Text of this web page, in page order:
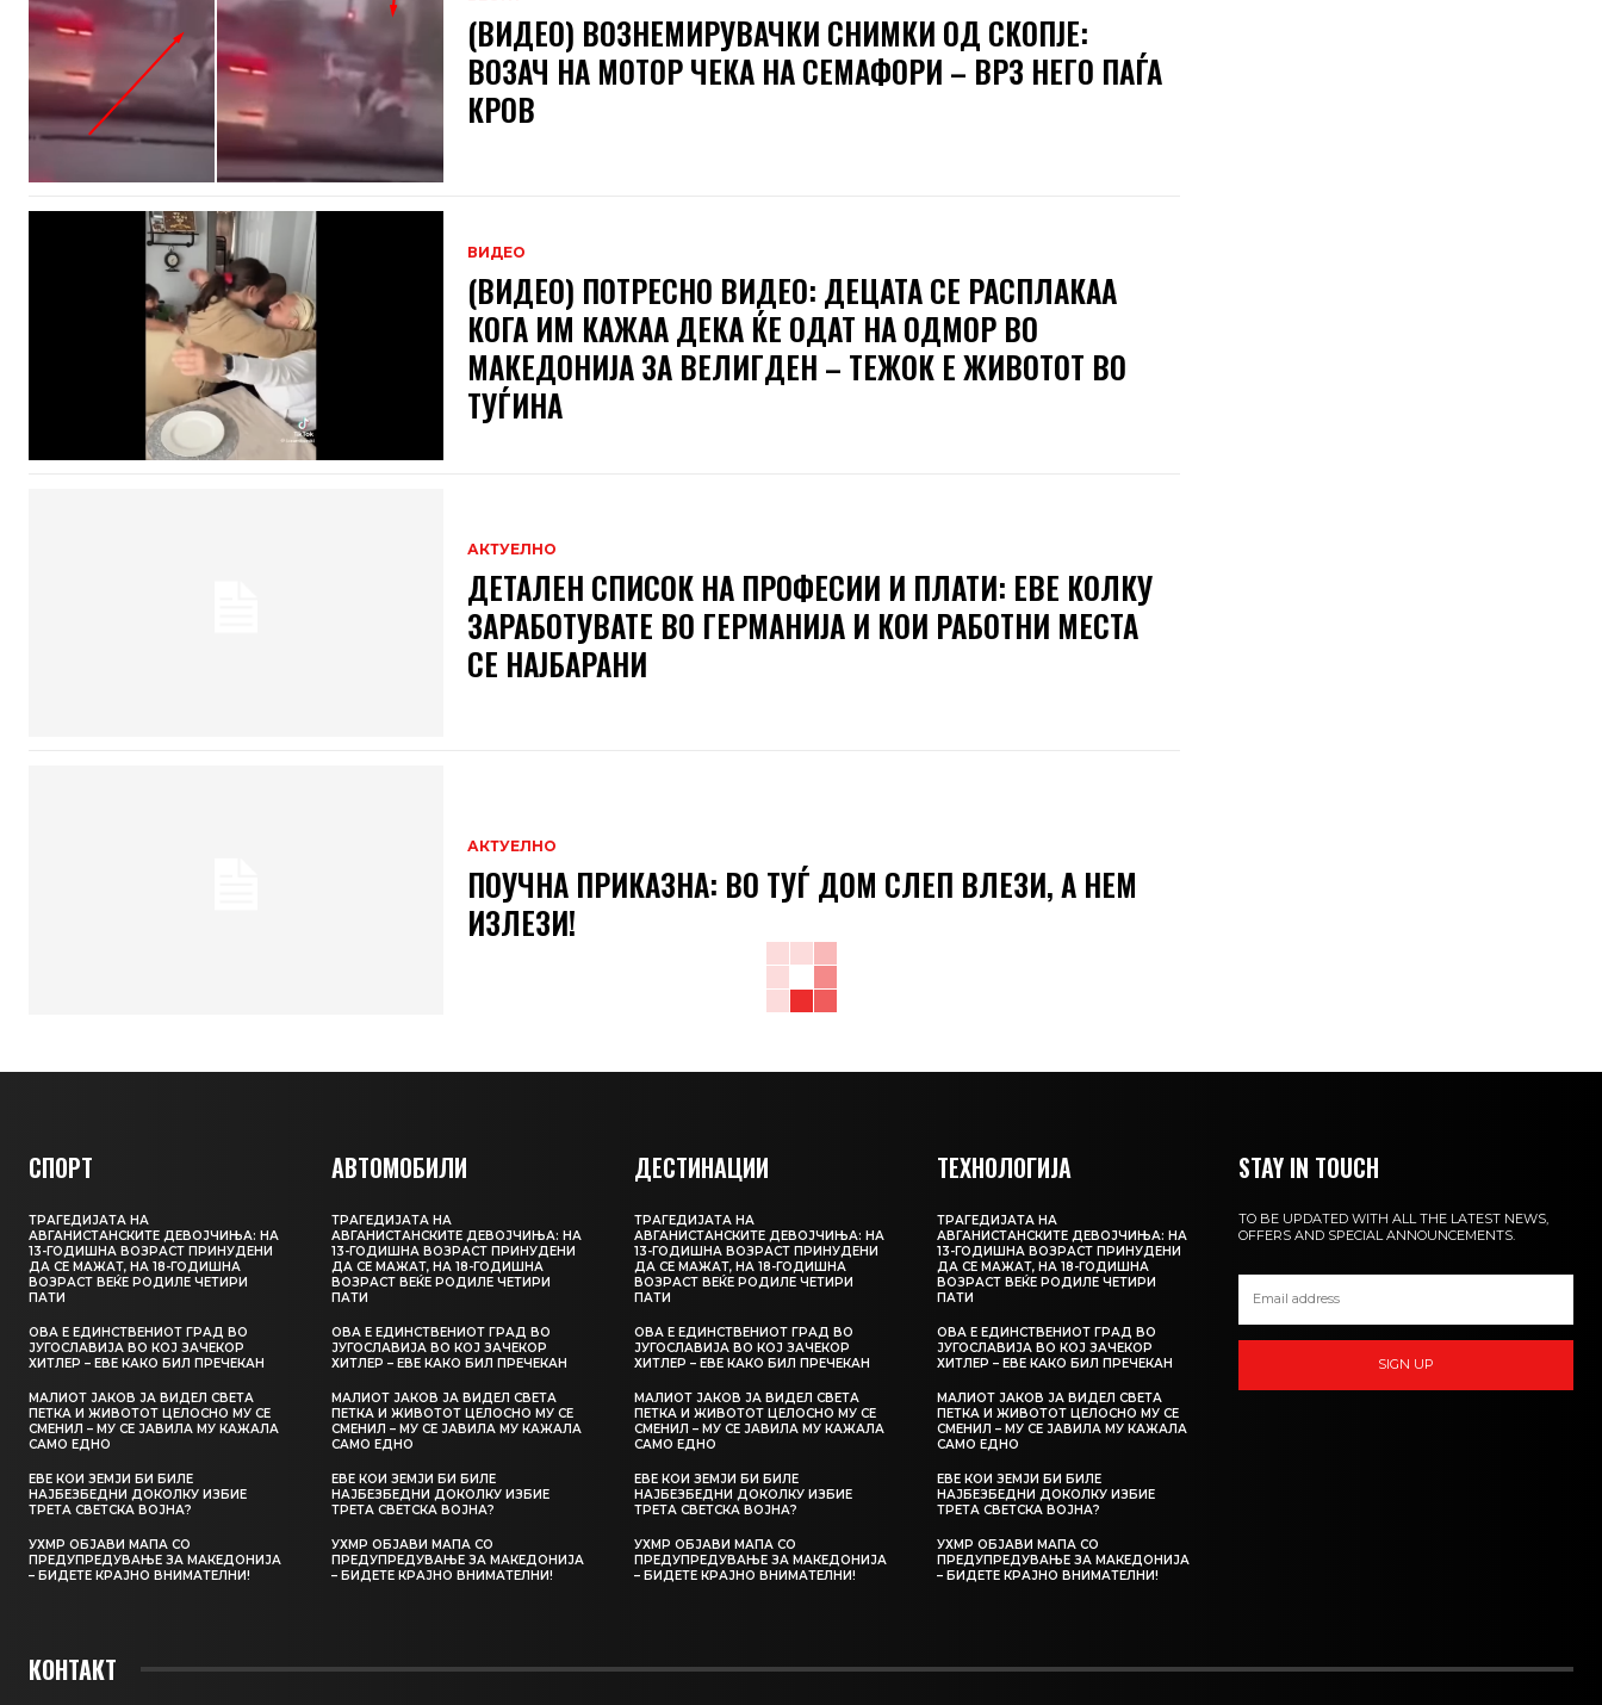
(ВИДЕО) ВОЗНЕМИРУВАЧКИ СНИМКИ ОД СКОПЈЕ:
ВОЗАЧ НА МОТОР ЧЕКА НА СЕМАФОРИ – ВРЗ НЕГО ПАЃА
КРОВ
ВИДЕО
(ВИДЕО) ПОТРЕСНО ВИДЕО: ДЕЦАТА СЕ РАСПЛАКАА
КОГА ИМ КАЖАА ДЕКА ЌЕ ОДАТ НА ОДМОР ВО
МАКЕДОНИЈА ЗА ВЕЛИГДЕН – ТЕЖОК Е ЖИВОТOТ ВО
ТУЃИНА
АКТУЕЛНО
ДЕТАЛЕН СПИСОК НА ПРОФЕСИИ И ПЛАТИ: ЕВЕ КОЛКУ
ЗАРАБОТУВАТЕ ВО ГЕРМАНИЈА И КОИ РАБОТНИ МЕСТА
СЕ НАЈБАРАНИ
АКТУЕЛНО
ПОУЧНА ПРИКАЗНА: ВО ТУЃ ДОМ СЛЕП ВЛЕЗИ, А НЕМ
ИЗЛЕЗИ!
СПОРТ
ТРАГЕДИЈАТА НА
АВГАНИСТАНСКИТЕ ДЕВОЈЧИЊА: НА
13-ГОДИШНА ВОЗРАСТ ПРИНУДЕНИ
ДА СЕ МАЖАТ, НА 18-ГОДИШНА
ВОЗРАСТ ВЕЌЕ РОДИЛЕ ЧЕТИРИ
ПАТИ
ОВА Е ЕДИНСТВЕНИОТ ГРАД ВО
ЈУГОСЛАВИЈА ВО КОЈ ЗАЧЕКОР
ХИТЛЕР – ЕВЕ КАКО БИЛ ПРЕЧЕКАН
МАЛИОТ ЈАКОВ ЈА ВИДЕЛ СВЕТА
ПЕТКА И ЖИВОТОТ ЦЕЛОСНО МУ СЕ
СМЕНИЛ – МУ СЕ ЈАВИЛА МУ КАЖАЛА
САМО ЕДНО
ЕВЕ КОИ ЗЕМЈИ БИ БИЛЕ
НАЈБЕЗБЕДНИ ДОКОЛКУ ИЗБИЕ
ТРЕТА СВЕТСКА ВОЈНА?
УХМР ОБЈАВИ МАПА СО
ПРЕДУПРЕДУВАЊЕ ЗА МАКЕДОНИЈА
– БИДЕТЕ КРАЈНО ВНИМАТЕЛНИ!
АВТОМОБИЛИ
ТРАГЕДИЈАТА НА
АВГАНИСТАНСКИТЕ ДЕВОЈЧИЊА: НА
13-ГОДИШНА ВОЗРАСТ ПРИНУДЕНИ
ДА СЕ МАЖАТ, НА 18-ГОДИШНА
ВОЗРАСТ ВЕЌЕ РОДИЛЕ ЧЕТИРИ
ПАТИ
ОВА Е ЕДИНСТВЕНИОТ ГРАД ВО
ЈУГОСЛАВИЈА ВО КОЈ ЗАЧЕКОР
ХИТЛЕР – ЕВЕ КАКО БИЛ ПРЕЧЕКАН
МАЛИОТ ЈАКОВ ЈА ВИДЕЛ СВЕТА
ПЕТКА И ЖИВОТОТ ЦЕЛОСНО МУ СЕ
СМЕНИЛ – МУ СЕ ЈАВИЛА МУ КАЖАЛА
САМО ЕДНО
ЕВЕ КОИ ЗЕМЈИ БИ БИЛЕ
НАЈБЕЗБЕДНИ ДОКОЛКУ ИЗБИЕ
ТРЕТА СВЕТСКА ВОЈНА?
УХМР ОБЈАВИ МАПА СО
ПРЕДУПРЕДУВАЊЕ ЗА МАКЕДОНИЈА
– БИДЕТЕ КРАЈНО ВНИМАТЕЛНИ!
ДЕСТИНАЦИИ
ТРАГЕДИЈАТА НА
АВГАНИСТАНСКИТЕ ДЕВОЈЧИЊА: НА
13-ГОДИШНА ВОЗРАСТ ПРИНУДЕНИ
ДА СЕ МАЖАТ, НА 18-ГОДИШНА
ВОЗРАСТ ВЕЌЕ РОДИЛЕ ЧЕТИРИ
ПАТИ
ОВА Е ЕДИНСТВЕНИОТ ГРАД ВО
ЈУГОСЛАВИЈА ВО КОЈ ЗАЧЕКОР
ХИТЛЕР – ЕВЕ КАКО БИЛ ПРЕЧЕКАН
МАЛИОТ ЈАКОВ ЈА ВИДЕЛ СВЕТА
ПЕТКА И ЖИВОТОТ ЦЕЛОСНО МУ СЕ
СМЕНИЛ – МУ СЕ ЈАВИЛА МУ КАЖАЛА
САМО ЕДНО
ЕВЕ КОИ ЗЕМЈИ БИ БИЛЕ
НАЈБЕЗБЕДНИ ДОКОЛКУ ИЗБИЕ
ТРЕТА СВЕТСКА ВОЈНА?
УХМР ОБЈАВИ МАПА СО
ПРЕДУПРЕДУВАЊЕ ЗА МАКЕДОНИЈА
– БИДЕТЕ КРАЈНО ВНИМАТЕЛНИ!
ТЕХНОЛОГИЈА
ТРАГЕДИЈАТА НА
АВГАНИСТАНСКИТЕ ДЕВОЈЧИЊА: НА
13-ГОДИШНА ВОЗРАСТ ПРИНУДЕНИ
ДА СЕ МАЖАТ, НА 18-ГОДИШНА
ВОЗРАСТ ВЕЌЕ РОДИЛЕ ЧЕТИРИ
ПАТИ
ОВА Е ЕДИНСТВЕНИОТ ГРАД ВО
ЈУГОСЛАВИЈА ВО КОЈ ЗАЧЕКОР
ХИТЛЕР – ЕВЕ КАКО БИЛ ПРЕЧЕКАН
МАЛИОТ ЈАКОВ ЈА ВИДЕЛ СВЕТА
ПЕТКА И ЖИВОТОТ ЦЕЛОСНО МУ СЕ
СМЕНИЛ – МУ СЕ ЈАВИЛА МУ КАЖАЛА
САМО ЕДНО
ЕВЕ КОИ ЗЕМЈИ БИ БИЛЕ
НАЈБЕЗБЕДНИ ДОКОЛКУ ИЗБИЕ
ТРЕТА СВЕТСКА ВОЈНА?
УХМР ОБЈАВИ МАПА СО
ПРЕДУПРЕДУВАЊЕ ЗА МАКЕДОНИЈА
– БИДЕТЕ КРАЈНО ВНИМАТЕЛНИ!
STAY IN TOUCH
TO BE UPDATED WITH ALL THE LATEST NEWS,
OFFERS AND SPECIAL ANNOUNCEMENTS.
SIGN UP
КОНТАКТ